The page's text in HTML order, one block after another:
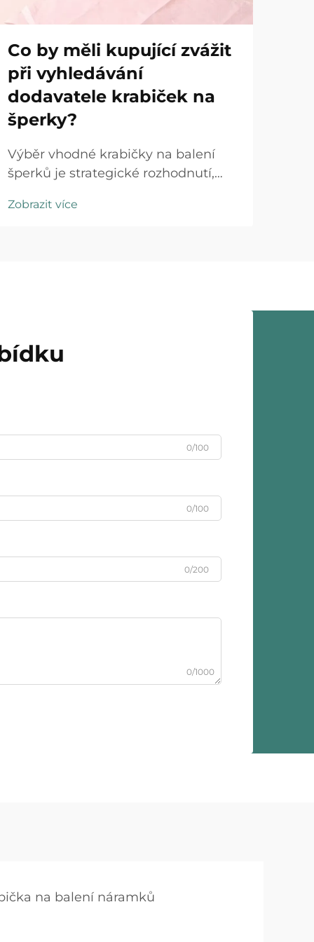
Co by měli kupující zvážit
při vyhledávání
dodavatele krabiček na
šperky?
Výběr vhodné krabičky na balení
šperků je strategické rozhodnutí,
značky, spokojenost zákazníků a
Zobrazit více
0/100
0/100
0/200
0/1000
na balení náramků